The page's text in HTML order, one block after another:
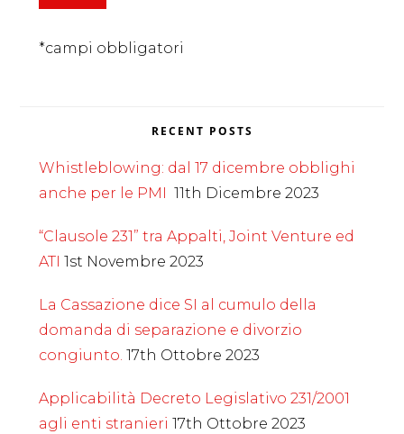
*campi obbligatori
RECENT POSTS
Whistleblowing: dal 17 dicembre obblighi
anche per le PMI
11th Dicembre 2023
“Clausole 231” tra Appalti, Joint Venture ed
ATI 1st Novembre 2023
La Cassazione dice SI al cumulo della
domanda di separazione e divorzio
congiunto. 17th Ottobre 2023
Applicabilità Decreto Legislativo 231/2001
agli enti stranieri 17th Ottobre 2023